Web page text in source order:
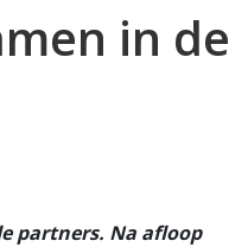
in de
partners. Na afloop